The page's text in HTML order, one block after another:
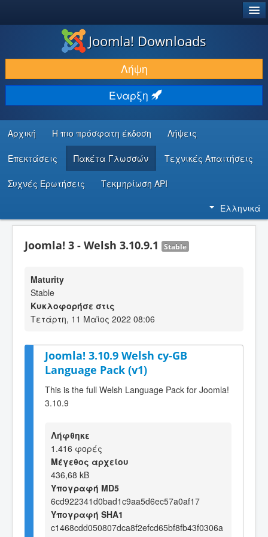
ΛΉΨΕΙΣ & ΕΠΕΚΤΆΣΕΙΣ
ΕΎΡΕΣΗ & ΜΆΘΗΣΗ
ΚΟΙΝΌΤΗΤΑ & ΥΠΟΣΤΉΡΙΞΗ
ΠΌΡΟΙ ΠΡΟΓΡΑΜΜΑΤΙΣΤΏΝ
Joomla! Downloads
Λήψη
Έναρξη
Αρχική Η πιο πρόσφατη έκδοση Λήψεις
Επεκτάσεις Πακέτα Γλωσσών Τεχνικές Απαιτήσεις
Συχνές Ερωτήσεις Τεκμηρίωση API
Ελληνικά
Joomla! 3 - Welsh 3.10.9.1 Stable
Maturity
Stable
Κυκλοφορήσε στις
Τετάρτη, 11 Μαϊος 2022 08:06
Joomla! 3.10.9 Welsh cy-GB
Language Pack (v1)
This is the full Welsh Language Pack for Joomla!
3.10.9
Λήφθηκε
1.416 φορές
Μέγεθος αρχείου
436,68 kB
Υπογραφή MD5
6cd922341d0bad1c9aa5d6ec57a0af17
Υπογραφή SHA1
c1468cdd050807dca8f2efcd65bf8fb43f0306a